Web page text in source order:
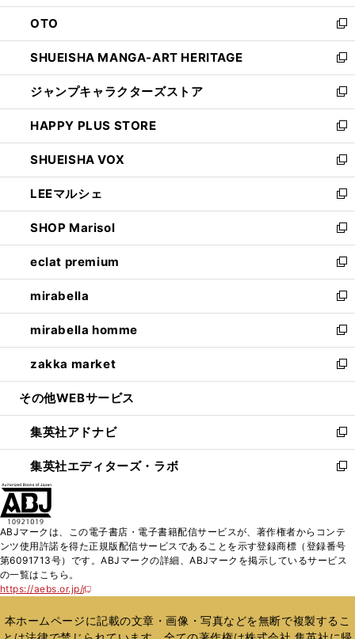
ウ
で
開
く
ン
ド
ウ
で
開
く
OTO
新
し
い
ウ
ィ
ン
ド
ウ
で
開
く
SHUEISHA MANGA-ART HERITAGE
新
し
い
ウ
ィ
ン
ド
ウ
で
開
く
ジャンプキャラクターズストア
新
し
い
ウ
ィ
ン
ド
ウ
で
開
く
HAPPY PLUS STORE
新
し
い
ウ
ィ
ン
ド
ウ
で
開
く
SHUEISHA VOX
新
し
い
ウ
ィ
ン
ド
ウ
で
開
く
LEEマルシェ
新
し
い
ウ
ィ
ン
ド
ウ
で
開
く
SHOP Marisol
新
し
い
ウ
ィ
ン
ド
ウ
で
開
eclat premium
新
し
い
ウ
ィ
ン
ド
ウ
開
く
mirabella
新
し
い
ウ
ィ
ン
ウ
で
開
く
mirabella homme
新
し
い
ウ
ン
ド
ウ
で
zakka market
新
し
ウ
ィ
ン
ド
く
その他WEBサービス
集英社アドナビ
新
し
い
ド
ウ
で
集英社エディターズ・ラボ
新
ィ
ン
ド
開
く
ABJマークは、この電子書店・電子書籍配信サービスが、著作権者からコンテ
ンツ使用許諾を得た正規版配信サービスであることを示す登録商標（登録番号
第6091713号）です。ABJマークの詳細、ABJマークを掲示しているサービス
の一覧はこちら。
https://aebs.or.jp/
新
い
ウ
本ホームページに記載の文章・画像・写真などを無断で複製するこ